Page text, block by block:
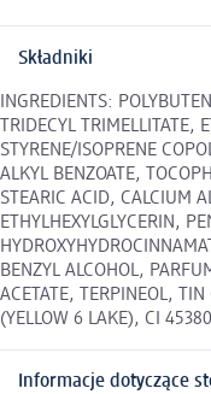
Składniki
INGREDIENTS:
TRIDECYL TRIMELLITATE,
STYRENE/ISOPRENE
ALKYL BENZOATE,
STEARIC ACID, CALCIUM
ETHYLHEXYLGLYCERIN,
BENZYL ALCOHOL,
ACETATE, TERPINEOL,
(YELLOW 6 LAKE), CI
Informacje dotyczące